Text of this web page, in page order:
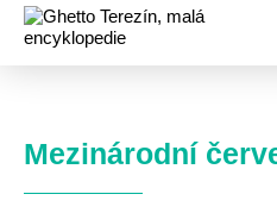
Mezinárodní